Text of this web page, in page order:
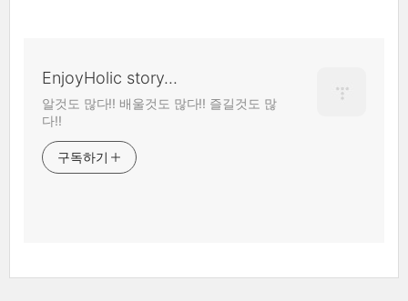
EnjoyHolic story...
알것도 많다!! 배울것도 많다!! 즐길것도 많
다!!
구독하기